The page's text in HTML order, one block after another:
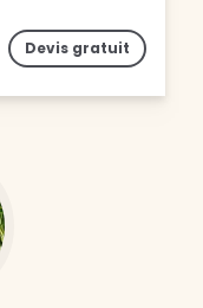
Devis gratuit